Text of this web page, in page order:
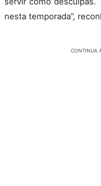
nesta temporada”,
CONTINUA